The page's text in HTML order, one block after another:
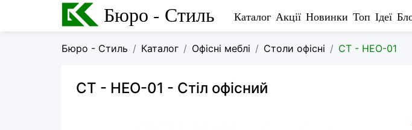
Бюро - Стиль Каталог Акції Новинки Топ Ідеї
Бюро - Стиль Каталог Офісні меблі Столи офісні СТ - НЕО-01
СТ - НЕО-01 - Стіл офісний